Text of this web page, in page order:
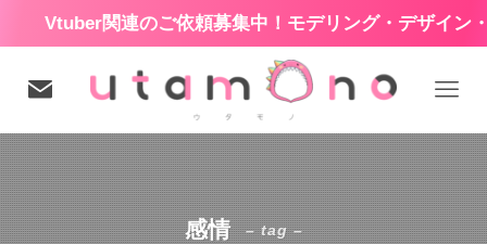
Vtuber関連のご依頼募集中！モデリング・デザイン・
感情 – tag –